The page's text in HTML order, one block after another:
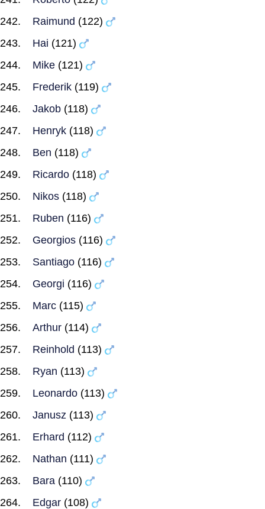
Raimund (122)
Hai (121)
Mike (121)
Frederik (119)
Jakob (118)
Henryk (118)
Ben (118)
Ricardo (118)
Nikos (118)
Ruben (116)
Georgios (116)
Santiago (116)
Georgi (116)
Marc (115)
Arthur (114)
Reinhold (113)
Ryan (113)
Leonardo (113)
Janusz (113)
Erhard (112)
Nathan (111)
Bara (110)
Edgar (108)